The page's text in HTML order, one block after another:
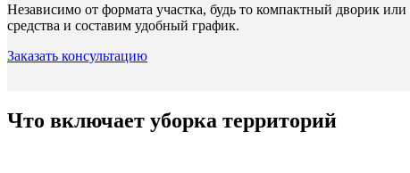
Независимо от формата участка, будь то компактный дворик
средства и составим удобный график.
Заказать консультацию
Что включает уборка территорий